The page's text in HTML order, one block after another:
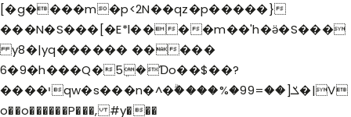
[�g����m�p<2N��qz�p�����}
���N�S���[�E*l����m��'h�ӛ�S���
y8�|yq������ �����
6�9�h���Q�5ܸ�Ɗo��$��?
����יqw�s���n�^�ۗ����%�99=��]ݎ�|V
o��o������P���, #y���